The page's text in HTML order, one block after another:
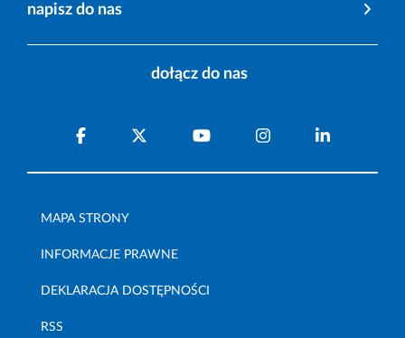
napisz do nas
dołącz do nas
MAPA STRONY
INFORMACJE PRAWNE
DEKLARACJA DOSTĘPNOŚCI
RSS